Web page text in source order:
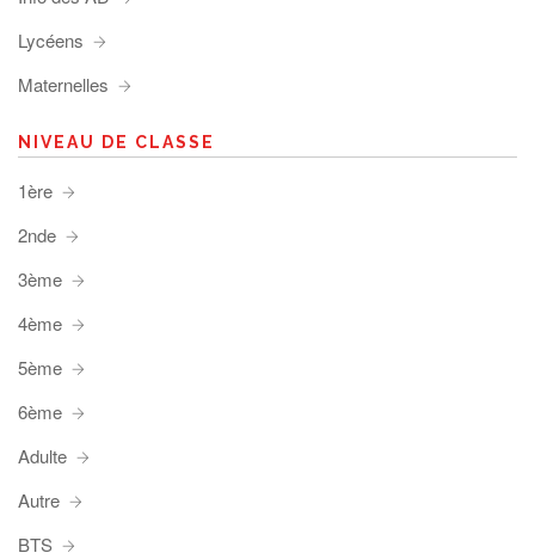
Lycéens
Maternelles
NIVEAU DE CLASSE
1ère
2nde
3ème
4ème
5ème
6ème
Adulte
Autre
BTS